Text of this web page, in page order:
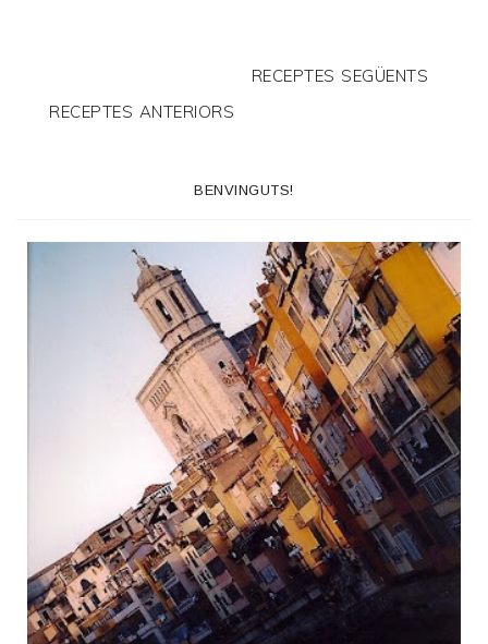
RECEPTES SEGÜENTS
RECEPTES ANTERIORS
BENVINGUTS!